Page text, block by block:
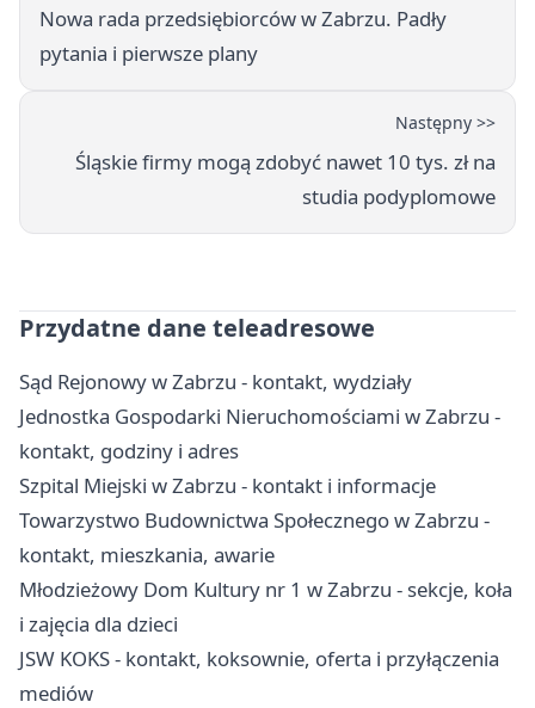
Nowa rada przedsiębiorców w Zabrzu. Padły
pytania i pierwsze plany
Następny >>
Śląskie firmy mogą zdobyć nawet 10 tys. zł na
studia podyplomowe
Przydatne dane teleadresowe
Sąd Rejonowy w Zabrzu - kontakt, wydziały
Jednostka Gospodarki Nieruchomościami w Zabrzu -
kontakt, godziny i adres
Szpital Miejski w Zabrzu - kontakt i informacje
Towarzystwo Budownictwa Społecznego w Zabrzu -
kontakt, mieszkania, awarie
Młodzieżowy Dom Kultury nr 1 w Zabrzu - sekcje, koła
i zajęcia dla dzieci
JSW KOKS - kontakt, koksownie, oferta i przyłączenia
mediów